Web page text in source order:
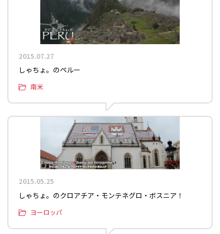
2015.07.27
しゃちょ。のペルー
南米
2015.05.25
しゃちょ。のクロアチア・モンテネグロ・ボスニア！
ヨーロッパ